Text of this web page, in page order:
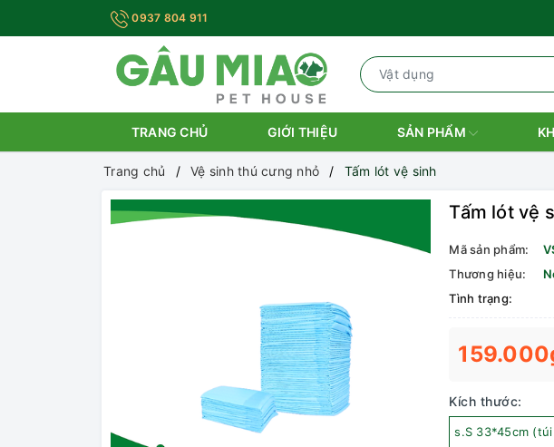
0937 804 911
TRANG CHỦ GIỚI THIỆU SẢN PHẨM
Trang chủ Vệ sinh thú cưng nhỏ Tấm lót vệ sinh
Tấm lót vệ
Mã sản phẩm:
Thương hiệu:
Tình trạng:
Kích thước:
s.S 33*45cm (túi